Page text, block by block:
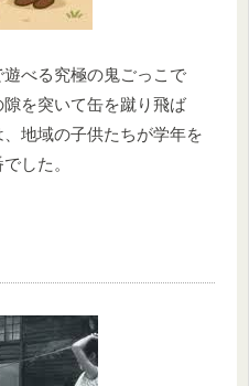
べる究極の鬼ごっこで
を突いて缶を蹴り飛ば
地域の子供たちが学年を
した。